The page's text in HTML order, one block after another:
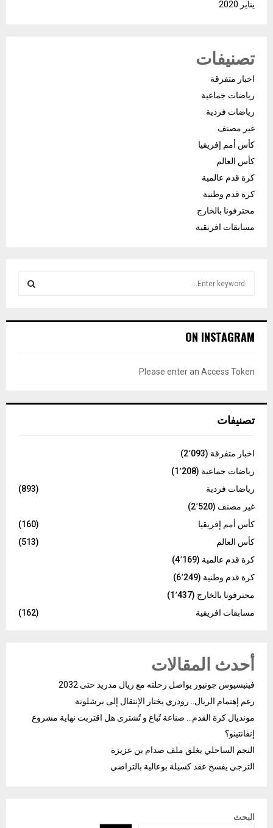
يناير 2020
تصنيفات
اخبار متفرقة
رياضات جماعية
رياضات فردية
غير مصنف
كأس أمم إفريقيا
كأس العالم
كرة قدم عالمية
كرة قدم وطنية
محترفونا بالخارج
مسابقات افريقية
h
C
ON INSTAGRAM
Please enter an Access Token
تصنيفات
اخبار متفرقة (2٬093)
رياضات جماعية (1٬208)
رياضات فردية
(893)
غير مصنف (2٬520)
كأس أمم إفريقيا
(160)
كأس العالم
(513)
كرة قدم عالمية (4٬169)
كرة قدم وطنية (6٬249)
محترفونا بالخارج (1٬437)
مسابقات افريقية
(162)
أحدث المقالات
فينيسيوس جونيور يواصل رحلته مع ريال مدريد حتى 2032
رغم إهتمام الريال.. رودري يختار الإنتقال إلى برشلونة
مونديال كرة القدم… صناعة تُباع و تُشترى هل اقتربت نهاية مشروع
إنفانتينو؟
النجم الساحلي يغلق ملف صدام بن عزيزة
الترجي يفسخ عقد كسيلة بوعالية بالتراضي
البحث